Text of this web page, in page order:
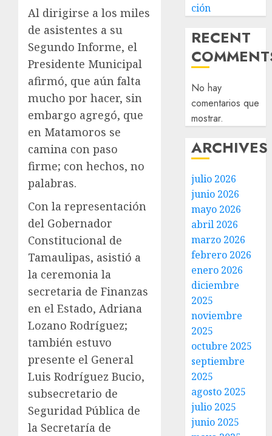
Al dirigirse a los miles
de asistentes a su
Segundo Informe, el
Presidente Municipal
afirmó, que aún falta
mucho por hacer, sin
embargo agregó, que
en Matamoros se
camina con paso
firme; con hechos, no
palabras.
Con la representación
del Gobernador
Constitucional de
Tamaulipas, asistió a
la ceremonia la
secretaria de Finanzas
en el Estado, Adriana
Lozano Rodríguez;
también estuvo
presente el General
Luis Rodríguez Bucio,
subsecretario de
Seguridad Pública de
la Secretaría de
ción
RECENT
No hay
comentarios que
mostrar.
ARCHIVES
julio 2026
junio 2026
mayo 2026
abril 2026
marzo 2026
febrero 2026
enero 2026
diciembre
2025
noviembre
2025
octubre 2025
septiembre
2025
agosto 2025
julio 2025
junio 2025